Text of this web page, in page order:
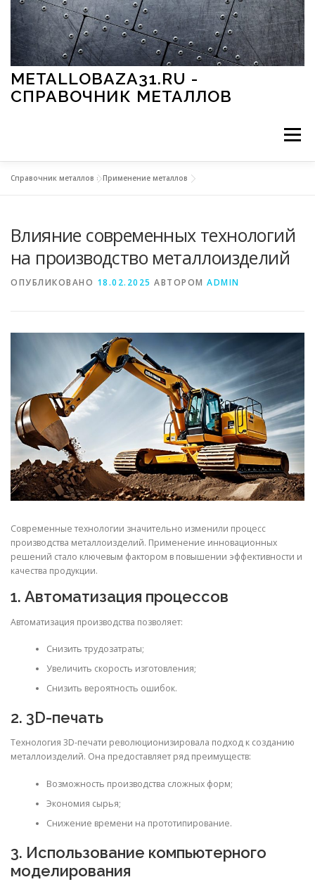
Перейти к содержимому
METALLOBAZA31.RU -
СПРАВОЧНИК МЕТАЛЛОВ
Меню
МЕТАЛЛЫ И ОКРУЖАЮЩАЯ СРЕДА
СВОЙСТВА МЕТАЛЛОВ СОРТА МЕТАЛЛОВ
СТАТЬИ
Справочник металлов »Применение металлов
Влияние современных технологий
на производство металлоизделий
ОПУБЛИКОВАНО 18.02.2025 АВТОРОМ ADMIN
Современные технологии значительно изменили процесс
производства металлоизделий. Применение инновационных
решений стало ключевым фактором в повышении эффективности и
качества продукции.
1. Автоматизация процессов
Автоматизация производства позволяет:
Снизить трудозатраты;
Увеличить скорость изготовления;
Снизить вероятность ошибок.
2. 3D-печать
Технология 3D-печати революционизировала подход к созданию
металлоизделий. Она предоставляет ряд преимуществ:
Возможность производства сложных форм;
Экономия сырья;
Снижение времени на прототипирование.
3. Использование компьютерного
моделирования